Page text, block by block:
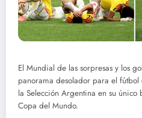
El Mundial de las sorpresas y los
panorama desolador para el
la Selección Argentina en su
Copa del Mundo.